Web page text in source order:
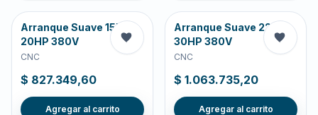
Arranque Suave 15KW
20HP 380V
CNC
$ 827.349,60
Agregar al carrito
Arranque Suave 22KW
30HP 380V
CNC
$ 1.063.735,20
Agregar al carrito